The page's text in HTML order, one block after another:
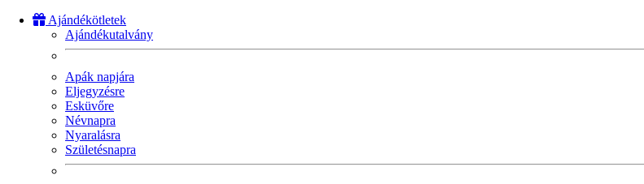
Ajándékötletek
Ajándékutalvány
Apák napjára
Eljegyzésre
Esküvőre
Névnapra
Nyaralásra
Születésnapra